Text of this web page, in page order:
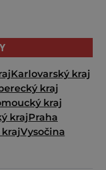
Karlovarský kraj
kraj
kraj
krajPraha
krajVysočina